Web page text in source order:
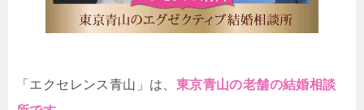
「エクセレンス青山」は、 東京青山の老舗の結婚相談